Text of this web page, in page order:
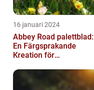
16 januari 2024
Abbey Road palettblad:
En Färgsprakande
Kreation för